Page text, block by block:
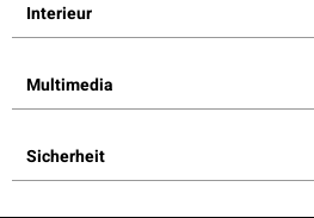
Interieur
Multimedia
Sicherheit